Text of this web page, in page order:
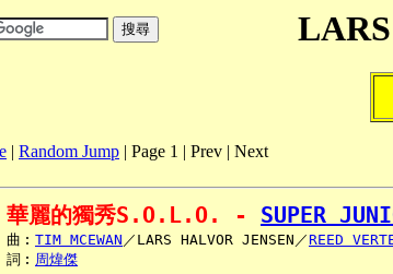
| Random Jump | Page 1 | Prev | Next
華麗的獨秀S.O.L.O. - SUPER
︰
TIM MCEWAN ／LARS HALVOR JENSEN／REED
︰
周煒傑